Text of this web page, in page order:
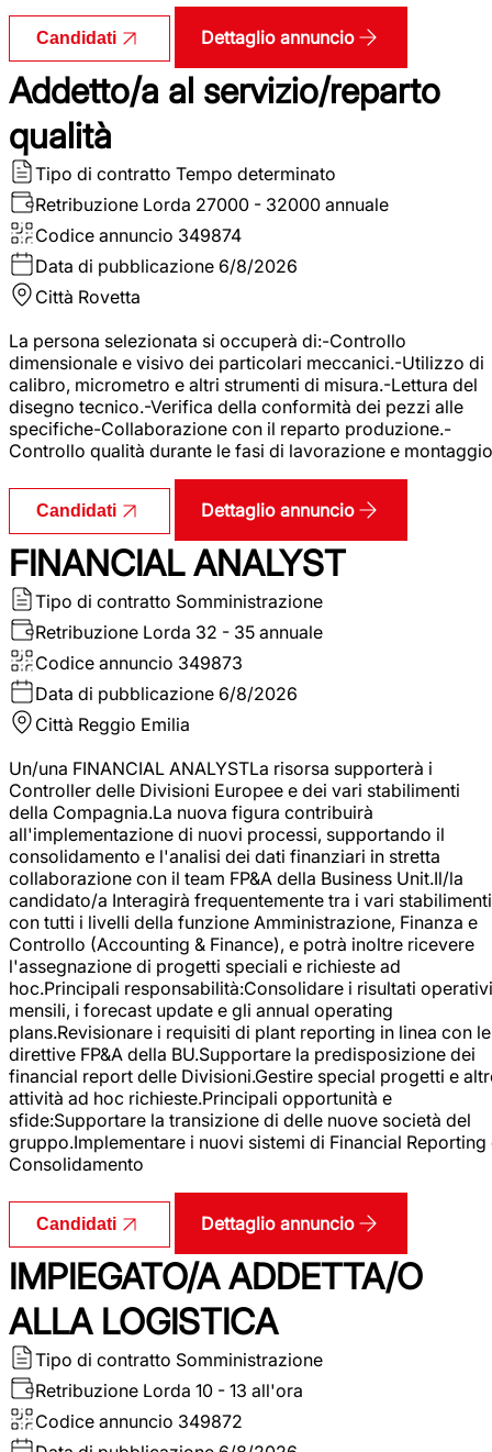
Candidati Dettaglio annuncio
Addetto/a al servizio/reparto
qualità
Tipo di contratto Tempo determinato
Retribuzione Lorda 27000 - 32000 annuale
Codice annuncio 349874
Data di pubblicazione 6/8/2026
Città Rovetta
La persona selezionata si occuperà di:-Controllo
dimensionale e visivo dei particolari meccanici.-Utilizzo di
calibro, micrometro e altri strumenti di misura.-Lettura del
disegno tecnico.-Verifica della conformità dei pezzi alle
specifiche-Collaborazione con il reparto produzione.-
Controllo qualità durante le fasi di lavorazione e
Candidati Dettaglio annuncio
FINANCIAL ANALYST
Tipo di contratto Somministrazione
Retribuzione Lorda 32 - 35 annuale
Codice annuncio 349873
Data di pubblicazione 6/8/2026
Città Reggio Emilia
Un/una FINANCIAL ANALYSTLa risorsa supporterà i
Controller delle Divisioni Europee e dei vari stabilimenti
della Compagnia.La nuova figura contribuirà
all'implementazione di nuovi processi, supportando il
consolidamento e l'analisi dei dati finanziari in stretta
collaborazione con il team FP&A della Business Unit.Il/la
candidato/a Interagirà frequentemente tra i vari stabilimenti
con tutti i livelli della funzione Amministrazione, Finanza e
Controllo (Accounting & Finance), e potrà inoltre ricevere
l'assegnazione di progetti speciali e richieste ad
hoc.Principali responsabilità:Consolidare i risultati operativi
mensili, i forecast update e gli annual operating
plans.Revisionare i requisiti di plant reporting in linea con le
direttive FP&A della BU.Supportare la predisposizione dei
financial report delle Divisioni.Gestire special progetti e
attività ad hoc richieste.Principali opportunità e
sfide:Supportare la transizione di delle nuove società del
gruppo.Implementare i nuovi sistemi di Financial Reporting
Consolidamento
Candidati Dettaglio annuncio
IMPIEGATO/A ADDETTA/O
ALLA LOGISTICA
Tipo di contratto Somministrazione
Retribuzione Lorda 10 - 13 all'ora
Codice annuncio 349872